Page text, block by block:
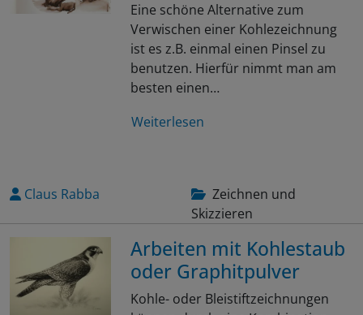
Eine schöne Alternative zum
Verwischen einer Kohlezeichnung
ist es z.B. einmal einen Pinsel zu
benutzen. Hierfür nimmt man am
besten einen…
Weiterlesen
Claus Rabba
Zeichnen und
Skizzieren
Arbeiten mit Kohlestaub
oder Graphitpulver
Kohle- oder Bleistiftzeichnungen